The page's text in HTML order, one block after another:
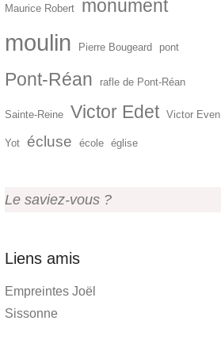
Maurice Robert monument
moulin Pierre Bougeard pont
Pont-Réan rafle de Pont-Réan
Sainte-Reine Victor Edet Victor Even
Yot écluse école église
Le saviez-vous ?
Liens amis
Empreintes Joël
Sissonne